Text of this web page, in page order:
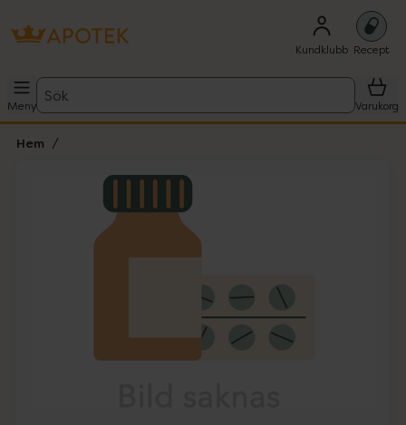
Kundklubb Recept
Meny
Sök
Varukorg
Hem
Lista: . Innehåller 1 objekt.